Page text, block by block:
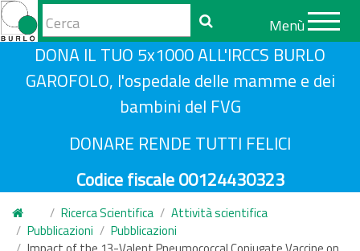
Form
di
ricerca
Cerca
DONA IL TUO 5x1000 ALL'IRCCS BURLO
GAROFOLO, l'ospedale delle mamme e dei
bambini del FVG
DONARE RENDE TUTTI FELICI
Codice fiscale 00124430323
Menù
Ricerca Scientifica
Attività scientifica
Pubblicazioni
Pubblicazioni